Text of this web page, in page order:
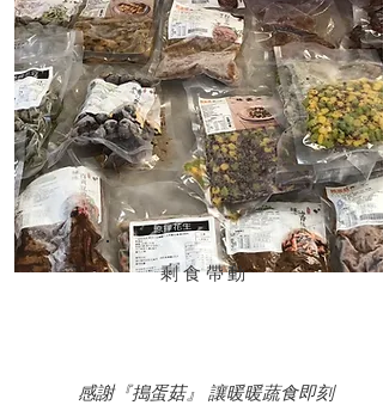
​剩食帶動
感謝『搗蛋菇』 讓暖暖蔬食即刻